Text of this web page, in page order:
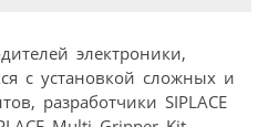
электроники,
с установкой сложных и
разработчики SIPLACE